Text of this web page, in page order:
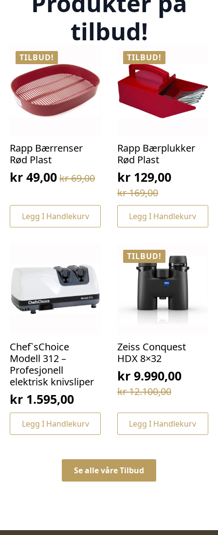
tilbud!
TILBUD!
Rapp Bærrenser
Rød Plast
kr69,00
Opprinnelig
var:
kr 69,00.
kr 49,00
Nåværende
er:
kr 49,00.
Legg I Handlekurv
TILBUD!
Rapp Bærplukker
Rød Plast
kr169,00
Opprinnelig
pris
var:
kr129,00
Nåværende
pris
er:Legg I Handlekurv
Chef`sChoice
Modell 312 –
Profesjonell
elektrisk knivsliper
kr 1.595,00
Legg I Handlekurv
TILBUD!
Zeiss Conquest
HDX 8×32
kr12.100,00
Opprinnelig
var:
kr 12.100,00.
kr9.990,00
Nåværende
er:
kr 9.990,00.
Legg I Handlekurv
Se alle våre Tilbud